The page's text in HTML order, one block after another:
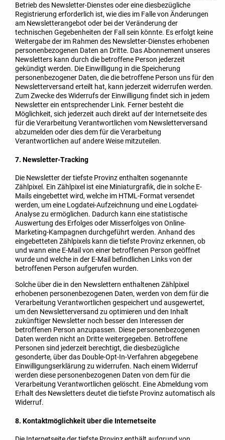
Betrieb des Newsletter-Dienstes oder eine diesbezügliche
Registrierung erforderlich ist, wie dies im Falle von Änderungen
am Newsletterangebot oder bei der Veränderung der
technischen Gegebenheiten der Fall sein könnte. Es erfolgt keine
Weitergabe der im Rahmen des Newsletter-Dienstes erhobenen
personenbezogenen Daten an Dritte. Das Abonnement unseres
Newsletters kann durch die betroffene Person jederzeit
gekündigt werden. Die Einwilligung in die Speicherung
personenbezogener Daten, die die betroffene Person uns für den
Newsletterversand erteilt hat, kann jederzeit widerrufen werden.
Zum Zwecke des Widerrufs der Einwilligung findet sich in jedem
Newsletter ein entsprechender Link. Ferner besteht die
Möglichkeit, sich jederzeit auch direkt auf der Internetseite des
für die Verarbeitung Verantwortlichen vom Newsletterversand
abzumelden oder dies dem für die Verarbeitung
Verantwortlichen auf andere Weise mitzuteilen.
7. Newsletter-Tracking
Die Newsletter der tiefste Provinz enthalten sogenannte
Zählpixel. Ein Zählpixel ist eine Miniaturgrafik, die in solche E-
Mails eingebettet wird, welche im HTML-Format versendet
werden, um eine Logdatei-Aufzeichnung und eine Logdatei-
Analyse zu ermöglichen. Dadurch kann eine statistische
Auswertung des Erfolges oder Misserfolges von Online-
Marketing-Kampagnen durchgeführt werden. Anhand des
eingebetteten Zählpixels kann die tiefste Provinz erkennen, ob
und wann eine E-Mail von einer betroffenen Person geöffnet
wurde und welche in der E-Mail befindlichen Links von der
betroffenen Person aufgerufen wurden.
Solche über die in den Newslettern enthaltenen Zählpixel
erhobenen personenbezogenen Daten, werden von dem für die
Verarbeitung Verantwortlichen gespeichert und ausgewertet,
um den Newsletterversand zu optimieren und den Inhalt
zukünftiger Newsletter noch besser den Interessen der
betroffenen Person anzupassen. Diese personenbezogenen
Daten werden nicht an Dritte weitergegeben. Betroffene
Personen sind jederzeit berechtigt, die diesbezügliche
gesonderte, über das Double-Opt-In-Verfahren abgegebene
Einwilligungserklärung zu widerrufen. Nach einem Widerruf
werden diese personenbezogenen Daten von dem für die
Verarbeitung Verantwortlichen gelöscht. Eine Abmeldung vom
Erhalt des Newsletters deutet die tiefste Provinz automatisch als
Widerruf.
8. Kontaktmöglichkeit über die Internetseite